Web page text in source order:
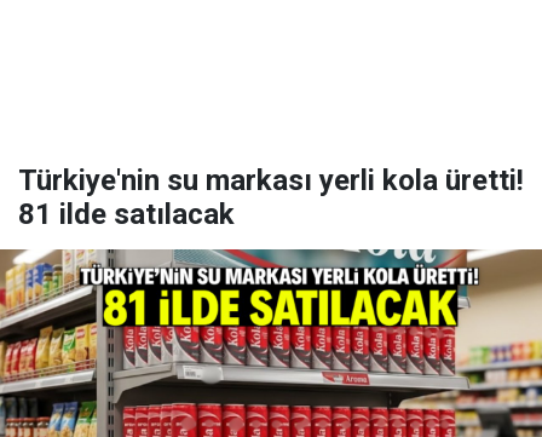
Türkiye'nin su markası yerli kola üretti!
81 ilde satılacak